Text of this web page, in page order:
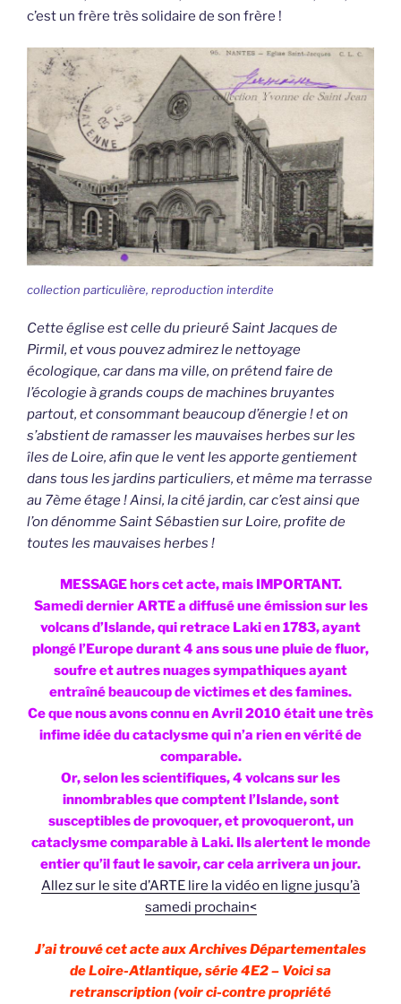
c’est un frère très solidaire de son frère !
collection particulière, reproduction interdite
Cette église est celle du prieuré Saint Jacques de
Pirmil, et vous pouvez admirez le nettoyage
écologique, car dans ma ville, on prétend faire de
l’écologie à grands coups de machines bruyantes
partout, et consommant beaucoup d’énergie ! et on
s’abstient de ramasser les mauvaises herbes sur les
îles de Loire, afin que le vent les apporte gentiement
dans tous les jardins particuliers, et même ma terrasse
au 7ème étage ! Ainsi, la cité jardin, car c’est ainsi que
l’on dénomme Saint Sébastien sur Loire, profite de
toutes les mauvaises herbes !
MESSAGE hors cet acte, mais IMPORTANT.
Samedi dernier ARTE a diffusé une émission sur les
volcans d’Islande, qui retrace Laki en 1783, ayant
plongé l’Europe durant 4 ans sous une pluie de fluor,
soufre et autres nuages sympathiques ayant
entraîné beaucoup de victimes et des famines.
Ce que nous avons connu en Avril 2010 était une très
infime idée du cataclysme qui n’a rien en vérité de
comparable.
Or, selon les scientifiques, 4 volcans sur les
innombrables que comptent l’Islande, sont
susceptibles de provoquer, et provoqueront, un
cataclysme comparable à Laki. Ils alertent le monde
entier qu’il faut le savoir, car cela arrivera un jour.
Allez sur le site d’ARTE lire la vidéo en ligne jusqu’à
samedi prochain<
J’ai trouvé cet acte aux Archives Départementales
de Loire-Atlantique, série 4E2 – Voici sa
retranscription (voir ci-contre propriété